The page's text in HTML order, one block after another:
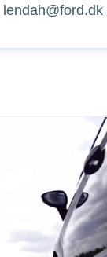
lendah@ford.dk